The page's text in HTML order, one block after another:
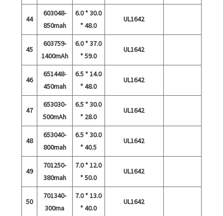
44
603048-
850mah
6.0 * 30.0
* 48.0
UL1642
45
603759-
1400mAh
6.0 * 37.0
* 59.0
UL1642
46
651448-
450mah
6.5 * 14.0
* 48.0
UL1642
47
653030-
500mAh
6.5 * 30.0
* 28.0
UL1642
48
653040-
800mah
6.5 * 30.0
* 40.5
UL1642
49
701250-
380mah
7.0 * 12.0
* 50.0
UL1642
50
701340-
300ma
7.0 * 13.0
* 40.0
UL1642